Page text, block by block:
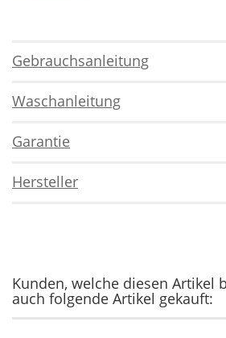
Gebrauchsanleitung
Waschanleitung
Garantie
Hersteller
Kunden, welche diesen Artikel
auch folgende Artikel gekauft: